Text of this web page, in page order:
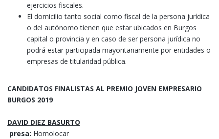
ejercicios fiscales.
El domicilio tanto social como fiscal de la persona jurídica
o del autónomo tienen que estar ubicados en Burgos
capital o provincia y en caso de ser persona jurídica no
podrá estar participada mayoritariamente por entidades o
empresas de titularidad pública.
CANDIDATOS FINALISTAS AL PREMIO JOVEN EMPRESARIO
BURGOS 2019
DAVID DIEZ BASURTO
presa: Homolocar